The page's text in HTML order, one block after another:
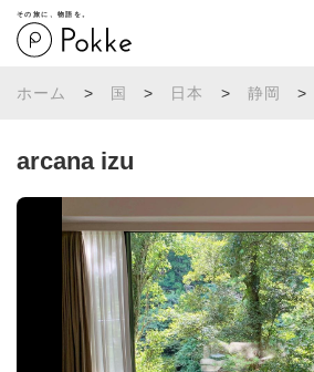
その旅に、物語を。
ホーム > 国 > 日本 > 静岡 >
arcana izu